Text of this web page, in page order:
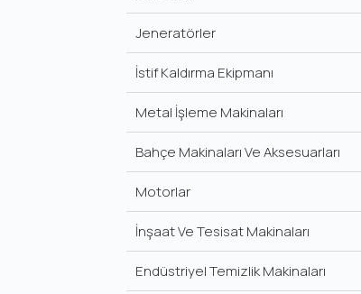
Jeneratörler
İstif Kaldırma Ekipmanı
Metal İşleme Makinaları
Bahçe Makinaları Ve Aksesuarları
Motorlar
İnşaat Ve Tesisat Makinaları
Endüstriyel Temizlik Makinaları